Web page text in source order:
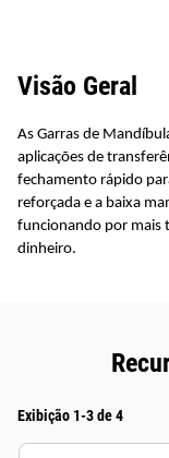
Visão Geral
As Garras de
aplicações de
fechamento rápido
reforçada e a baixa
funcionando por mais
dinheiro.
Exibição 1-3 de 4